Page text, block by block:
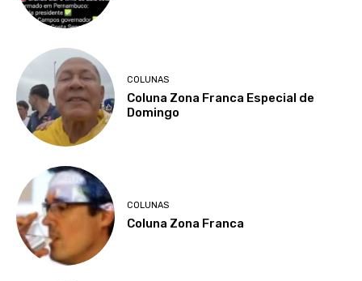
COLUNAS
Coluna Zona Franca Especial de
Domingo
COLUNAS
Coluna Zona Franca